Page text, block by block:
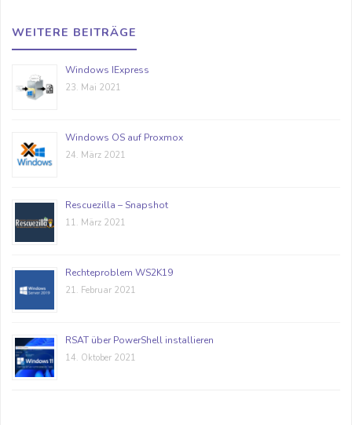
WEITERE BEITRÄGE
Windows IExpress
23. Mai 2021
Windows OS auf Proxmox
24. März 2021
Rescuezilla – Snapshot
11. März 2021
Rechteproblem WS2K19
21. Februar 2021
RSAT über PowerShell installieren
14. Oktober 2021